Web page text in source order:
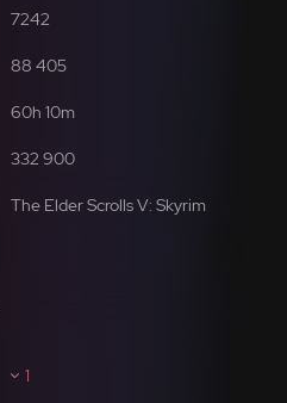
7242
88 405
332 900
The Elder Scrolls V: Skyrim
1